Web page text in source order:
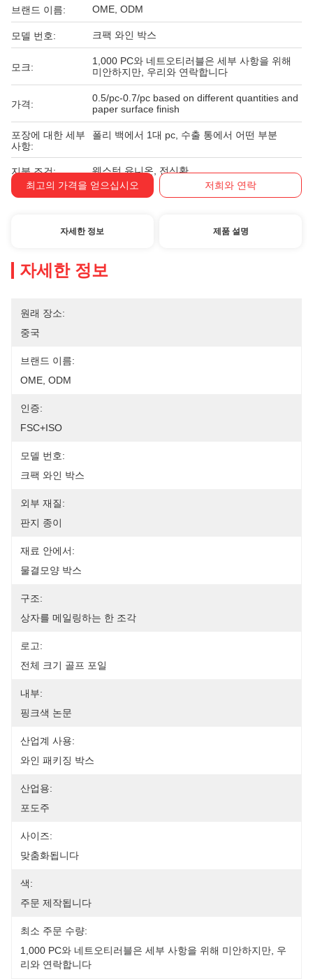
브랜드 이름: OME, ODM
모델 번호: 크팩 와인 박스
모크:
1,000 PC와 네트오티러블은 세부 사항을 위해
미안하지만, 우리와 연락합니다
가격:
0.5/pc-0.7/pc based on different quantities and
paper surface finish
포장에 대한 세부
사항:
폴리 백에서 1대 pc, 수출 통에서 어떤 부분
지불 조건:
웨스턴 유니온, 전신환
최고의 가격을 얻으십시오
저희와 연락
자세한 정보 제품 설명
자세한 정보
원래 장소:
중국
브랜드 이름:
OME, ODM
인증:
FSC+ISO
모델 번호:
크팩 와인 박스
외부 재질:
판지 종이
재료 안에서:
물결모양 박스
구조:
상자를 메일링하는 한 조각
로고:
전체 크기 골프 포일
내부:
핑크색 논문
산업계 사용:
와인 패키징 박스
산업용:
포도주
사이즈:
맞춤화됩니다
색:
주문 제작됩니다
최소 주문 수량:
1,000 PC와 네트오티러블은 세부 사항을 위해 미안하지만, 우
리와 연락합니다